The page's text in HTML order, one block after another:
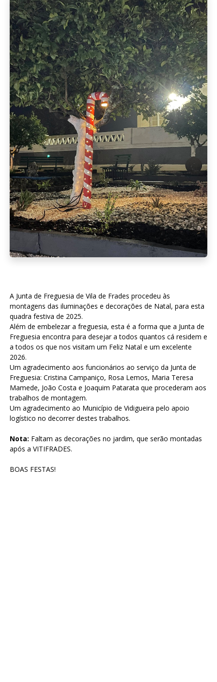
A Junta de Freguesia de Vila de Frades procedeu às
montagens das iluminações e decorações de Natal, para esta
quadra festiva de 2025.
Além de embelezar a freguesia, esta é a forma que a Junta de
Freguesia encontra para desejar a todos quantos cá residem e
a todos os que nos visitam um Feliz Natal e um excelente
2026.
Um agradecimento aos funcionários ao serviço da Junta de
Freguesia: Cristina Campaniço, Rosa Lemos, Maria Teresa
Mamede, João Costa e Joaquim Patarata que procederam aos
trabalhos de montagem.
Um agradecimento ao Município de Vidigueira pelo apoio
logístico no decorrer destes trabalhos.
Nota: Faltam as decorações no jardim, que serão montadas
após a VITIFRADES.
BOAS FESTAS!